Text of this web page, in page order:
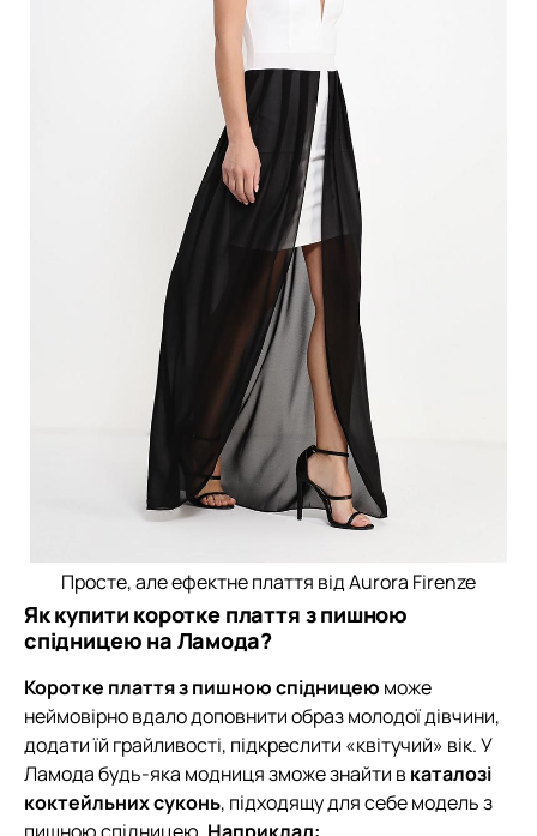
Просте, але ефектне плаття від Aurora Firenze
Як купити коротке плаття з пишною
спідницею на Ламода?
Коротке плаття з пишною спідницею може
неймовірно вдало доповнити образ молодої дівчини,
додати їй грайливості, підкреслити «квітучий» вік. У
Ламода будь-яка модниця зможе знайти в каталозі
коктейльних суконь, підходящу для себе модель з